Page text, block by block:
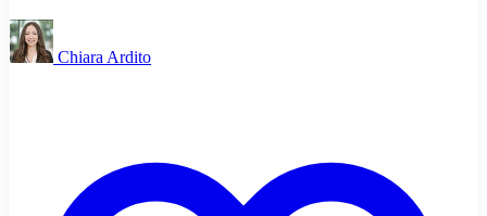
Chiara Ardito